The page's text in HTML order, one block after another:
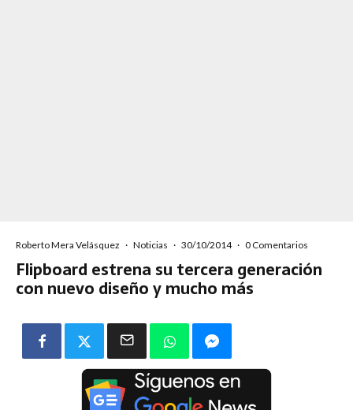
Roberto Mera Velásquez · Noticias · 30/10/2014 · 0 Comentarios
Flipboard estrena su tercera generación
con nuevo diseño y mucho más